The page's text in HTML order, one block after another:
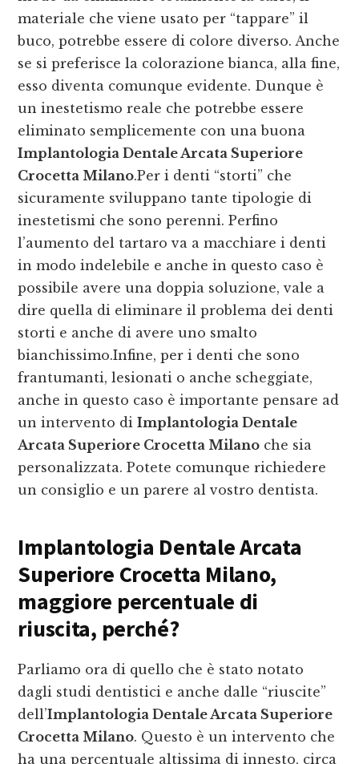
materiale che viene usato per “tappare” il
buco, potrebbe essere di colore diverso. Anche
se si preferisce la colorazione bianca, alla fine,
esso diventa comunque evidente. Dunque è
un inestetismo reale che potrebbe essere
eliminato semplicemente con una buona
Implantologia Dentale Arcata Superiore
Crocetta Milano.Per i denti “storti” che
sicuramente sviluppano tante tipologie di
inestetismi che sono perenni. Perfino
l’aumento del tartaro va a macchiare i denti
in modo indelebile e anche in questo caso è
possibile avere una doppia soluzione, vale a
dire quella di eliminare il problema dei denti
storti e anche di avere uno smalto
bianchissimo.Infine, per i denti che sono
frantumanti, lesionati o anche scheggiate,
anche in questo caso è importante pensare ad
un intervento diImplantologia Dentale
Arcata Superiore Crocetta Milano che sia
personalizzata. Potete comunque richiedere
un consiglio e un parere al vostro dentista.
Implantologia Dentale Arcata
Superiore Crocetta Milano,
maggiore percentuale di
riuscita, perché?
Parliamo ora di quello che è stato notato
dagli studi dentistici e anche dalle “riuscite”
dell’Implantologia Dentale Arcata Superiore
Crocetta Milano. Questo è un intervento che
ha una percentuale altissima di innesto, circa